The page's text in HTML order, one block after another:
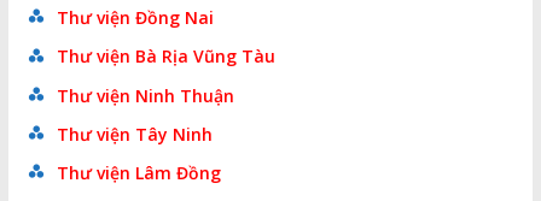
Thư viện Đồng Nai
Thư viện Bà Rịa Vũng Tàu
Thư viện Ninh Thuận
Thư viện Tây Ninh
Thư viện Lâm Đồng